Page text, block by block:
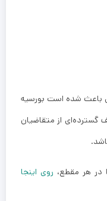
باعث شده است بورسیه
گسترده‌ای از متقاضیان
در هر مقطع، روی اینجا